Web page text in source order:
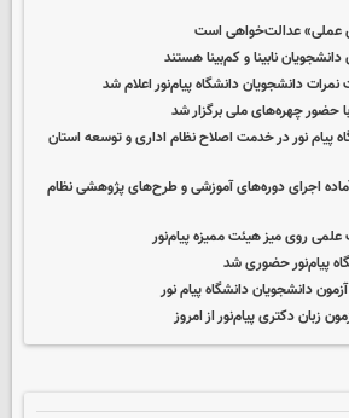
عملی» عدالت‌خواهی است
دانشجویان دانشگاه پیام‌نور اعلام شد
حضور چهره‌های ملی برگزار شد
پیام نور در خدمت اصلاح نظام اداری و توسعه استان
آماده اجرای دوره‌های آموزشی و طرح‌های پژوهشی نظام
روی میز هیئت ممیزه پیام‌نور
پیام‌نور حضوری شد
دانشجویان دانشگاه پیام‌ نور
زبان دکتری پیام‌نور از امروز